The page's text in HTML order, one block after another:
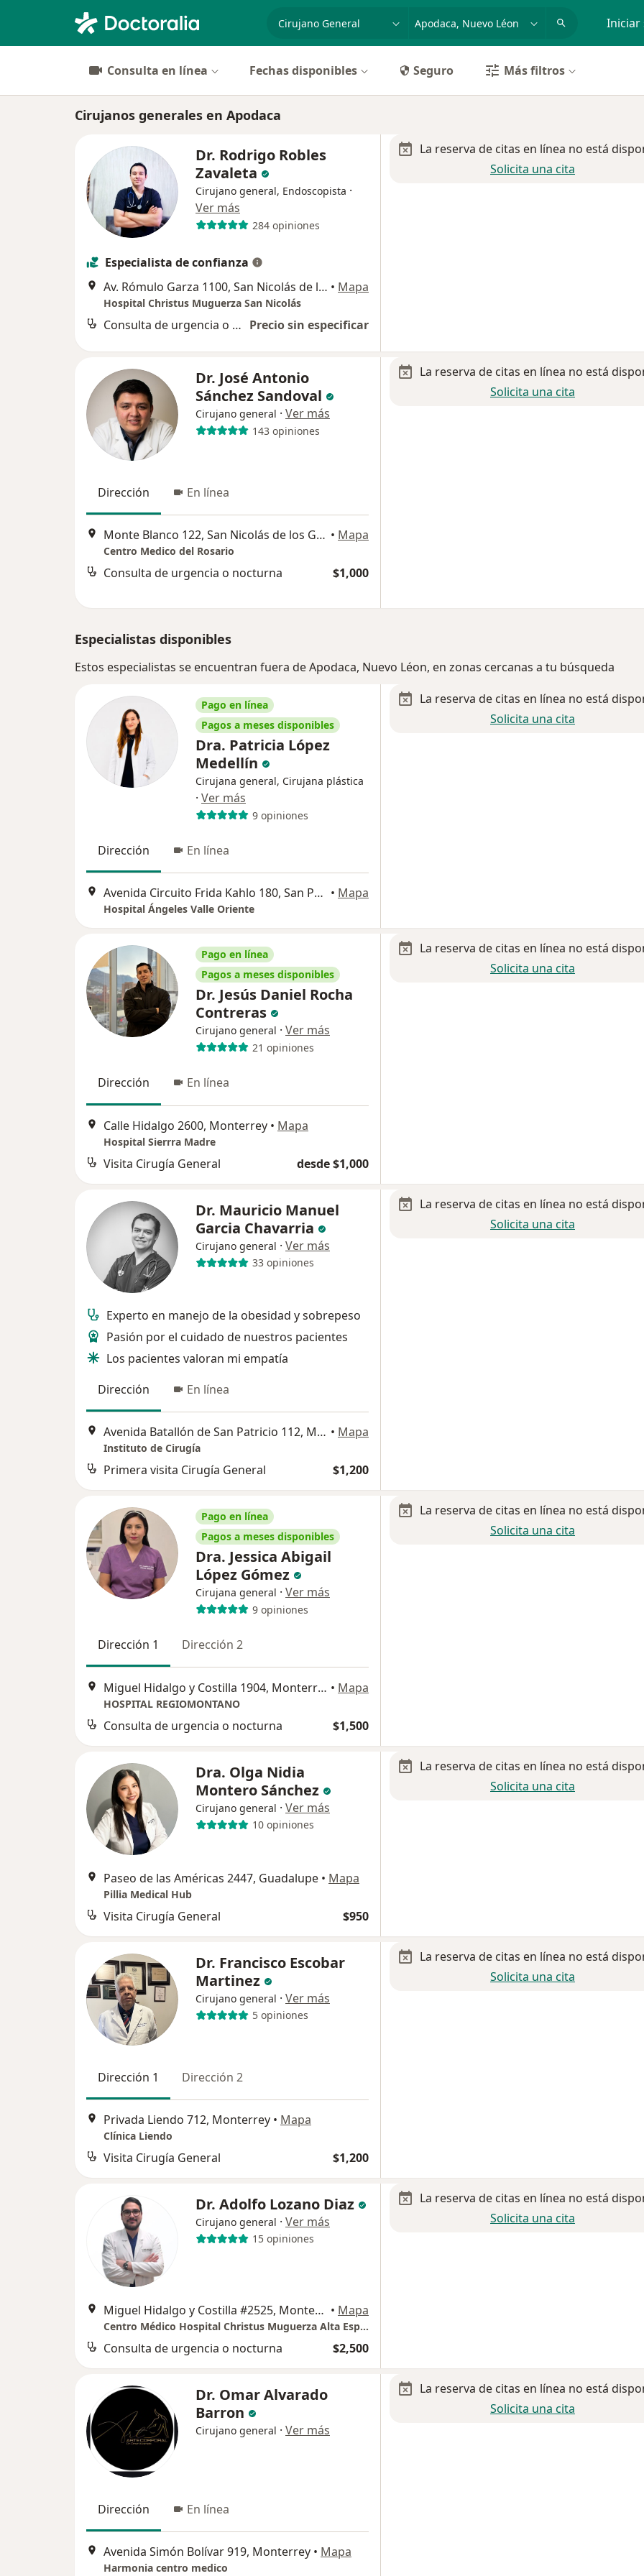
p. ej. Guadalajara Iniciar
Consulta en línea Fechas disponibles Seguro Más filtros
Cirujanos generales en Apodaca
Dr. Rodrigo Robles
Zavaleta
Cirujano general, Endoscopista ·
Ver más
284 opiniones
Especialista de confianza
Av. Rómulo Garza 1100, San Nicolás de los Garza • Mapa
Hospital Christus Muguerza San Nicolás
Consulta de urgencia o nocturna Precio sin especificar
La reserva de citas en línea no está
Solicita una cita
Dr. José Antonio
Sánchez Sandoval
Cirujano general · Ver más
143 opiniones
Dirección En línea
Monte Blanco 122, San Nicolás de los Garza • Mapa
Centro Medico del Rosario
Consulta de urgencia o nocturna $1,000
La reserva de citas en línea no está
Solicita una cita
Especialistas disponibles
Estos especialistas se encuentran fuera de Apodaca, Nuevo Léon, en zonas cercanas a tu búsqueda
Pago en línea
Pagos a meses disponibles
Dra. Patricia López
Medellín
Cirujana general, Cirujana plástica
· Ver más
9 opiniones
Dirección En línea
Avenida Circuito Frida Kahlo 180, San Pedro Garza Garcia • Mapa
Hospital Ángeles Valle Oriente
La reserva de citas en línea no está
Solicita una cita
Pago en línea
Pagos a meses disponibles
Dr. Jesús Daniel Rocha
Contreras
Cirujano general · Ver más
21 opiniones
Dirección En línea
Calle Hidalgo 2600, Monterrey • Mapa
Hospital Sierrra Madre
Visita Cirugía General desde $1,000
La reserva de citas en línea no está
Solicita una cita
Dr. Mauricio Manuel
Garcia Chavarria
Cirujano general · Ver más
33 opiniones
Experto en manejo de la obesidad y sobrepeso
Pasión por el cuidado de nuestros pacientes
Los pacientes valoran mi empatía
Dirección
En línea
Avenida Batallón de San Patricio 112, Monterrey • Mapa
Instituto de Cirugía
Primera visita Cirugía General $1,200
La reserva de citas en línea no está
Solicita una cita
Pago en línea
Pagos a meses disponibles
Dra. Jessica Abigail
López Gómez
Cirujana general · Ver más
9 opiniones
Dirección 1 Dirección 2
Miguel Hidalgo y Costilla 1904, Monterrey • Mapa
HOSPITAL REGIOMONTANO
Consulta de urgencia o nocturna $1,500
La reserva de citas en línea no está
Solicita una cita
Dra. Olga Nidia
Montero Sánchez
Cirujano general · Ver más
10 opiniones
Paseo de las Américas 2447, Guadalupe • Mapa
Pillia Medical Hub
Visita Cirugía General $950
La reserva de citas en línea no está
Solicita una cita
Dr. Francisco Escobar
Martinez
Cirujano general · Ver más
5 opiniones
Dirección 1 Dirección 2
Privada Liendo 712, Monterrey • Mapa
Clínica Liendo
Visita Cirugía General $1,200
La reserva de citas en línea no está
Solicita una cita
Dr. Adolfo Lozano Diaz
Cirujano general · Ver más
15 opiniones
Miguel Hidalgo y Costilla #2525, Monterrey • Mapa
Centro Médico Hospital Christus Muguerza Alta Especialidad Consultorio 305
Consulta de urgencia o nocturna $2,500
La reserva de citas en línea no está
Solicita una cita
Dr. Omar Alvarado
Barron
Cirujano general · Ver más
Dirección En línea
Avenida Simón Bolívar 919, Monterrey • Mapa
Harmonia centro medico
La reserva de citas en línea no está
Solicita una cita